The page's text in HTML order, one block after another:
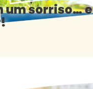
um sorriso… e